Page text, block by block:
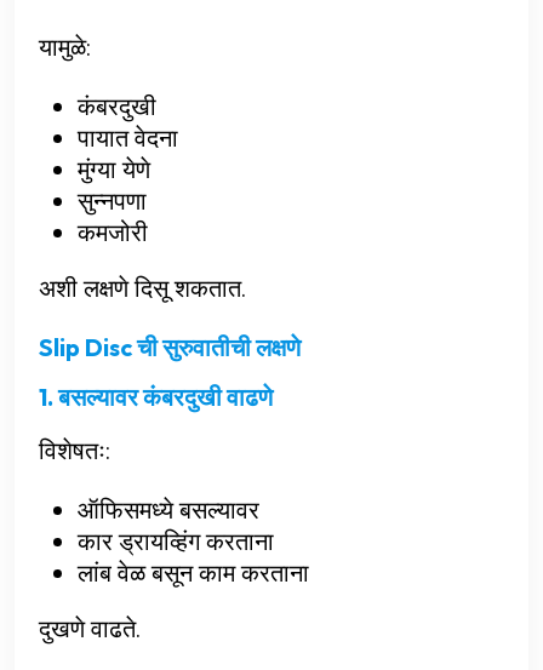
यामुळे:
कंबरदुखी
पायात वेदना
मुंग्या येणे
सुन्नपणा
कमजोरी
अशी लक्षणे दिसू शकतात.
Slip Disc ची सुरुवातीची लक्षणे
1. बसल्यावर कंबरदुखी वाढणे
विशेषतः:
ऑफिसमध्ये बसल्यावर
कार ड्रायव्हिंग करताना
लांब वेळ बसून काम करताना
दुखणे वाढते.